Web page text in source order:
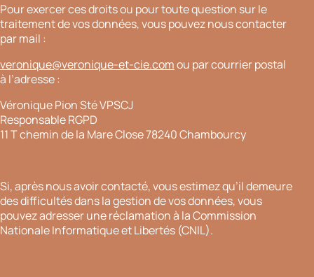
Pour exercer ces droits ou pour toute question sur le
traitement de vos données, vous pouvez nous contacter
par mail :
veronique@veronique-et-cie.comou par courrier postal
à l’adresse :
Véronique Pion Sté VPSCJ
Responsable RGPD
11 T chemin de la Mare Close 78240 Chambourcy
Si, après nous avoir contacté, vous estimez qu’il demeure
des difficultés dans la gestion de vos données, vous
pouvez adresser une réclamation à la Commission
Nationale Informatique et Libertés (CNIL).